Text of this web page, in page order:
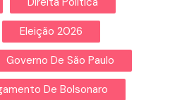
Eleição 2026
Governo De São Paulo
De Bolsonaro